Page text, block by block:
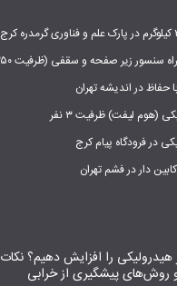
زیر صفحه و سقفی (ظرفیت ۲۵۰ کیلوگرم)
حفاظ در اندیشه تهران
(هوم لیفت) ظرفیت ۳ نفر
در فرودگاه پیام کرج
دار در فشم تهران
هیدرولیکی را افزایش دهیم؟ نکات
پیشگیری از خرابی